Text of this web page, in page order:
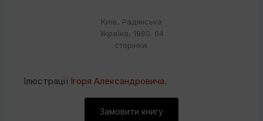
Київ, Радянська
Україна, 1980. 64
сторінки.
Ілюстрації Ігоря Александровича.
Замовити книгу